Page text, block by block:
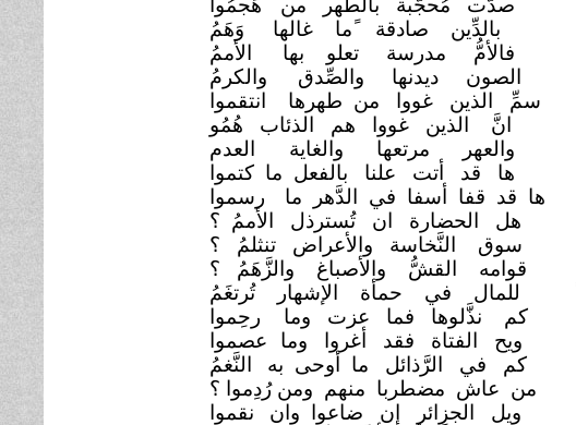
صدَّت مُحجَّبة بالطُّهر من
هَجمُوا
بالدِّين صادقة ًما غالها
وَهَمُ
فالأمُّ مدرسة تعلو بها
الأممُ
الصون ديدنها والصِّدق
والكرمُ
سمِّ الذين غووا من طهرها
انتقموا
انَّ الذين غووا هم الذئاب هُمُو
والعهر مرتعها والغاية
العدم
ها قد أتت علنا بالفعل ما كتموا
ها قد قفا أسفا في الدَّهر ما
رسموا
هل الحضارة ان تُسترذل الأممُ ؟
سوق النَّخاسة والأعراض تنثلمُ ؟
قوامه القشُّ والأصباغ والزَّهَمُ ؟
للمال في حمأة الإشهار تُرتغَمُ
كم نذَّلوها فما عزت وما
رحِموا
ويح الفتاة فقد أغروا وما
عصموا
كم في الرَّذائل ما أوحى به
النَّغمُ
من عاش مضطربا منهم ومن رُدِموا ؟
ويل الجزائر إن ضاعوا وان
نقموا